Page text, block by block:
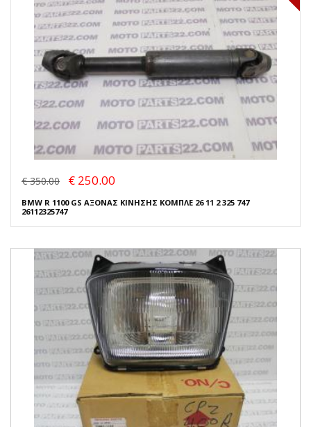
€ 350.00 € 250.00
BMW R 1100 GS ΑΞΟΝΑΣ ΚΙΝΗΣΗΣ ΚΟΜΠΛΕ 26 11 2 325 747
26112325747